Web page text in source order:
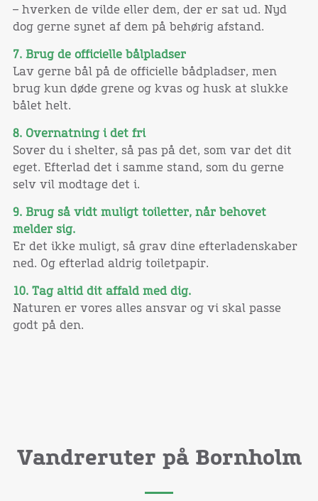
– hverken de vilde eller dem, der er sat ud. Nyd
dog gerne synet af dem på behørig afstand.
7. Brug de officielle bålpladser
Lav gerne bål på de officielle bådpladser, men
brug kun døde grene og kvas og husk at slukke
bålet helt.
8. Overnatning i det fri
Sover du i shelter, så pas på det, som var det dit
eget. Efterlad det i samme stand, som du gerne
selv vil modtage det i.
9. Brug så vidt muligt toiletter, når behovet
melder sig.
Er det ikke muligt, så grav dine efterladenskaber
ned. Og efterlad aldrig toiletpapir.
10. Tag altid dit affald med dig.
Naturen er vores alles ansvar og vi skal passe
godt på den.
Vandreruter på Bornholm